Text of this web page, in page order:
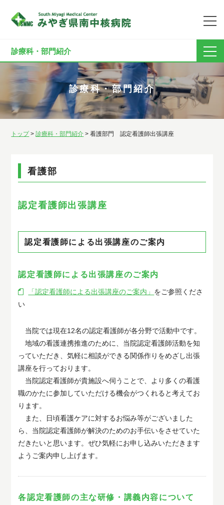
診療科・部門紹介
診療科・部門紹介
トップ>診療科・部門紹介 >看護部門 認定看護師出張講座
看護部
認定看護師出張講座
認定看護師による出張講座のご案内
認定看護師による出張講座のご案内
「認定看護師による出張講座のご案内」 をご参照くださ
い
当院では現在12名の認定看護師が各分野で活動中です。
地域の看護連携推進のために、当院認定看護師活動を知
っていただき、気軽に相談ができる関係作りをめざし出張
講座を行っております。
当院認定看護師が貴施設へ伺うことで、より多くの看護
職のかたに参加していただける機会がつくれると考えてお
ります。
また、日頃看護ケアに対するお悩み等がございました
ら、当院認定看護師が解決のためのお手伝いをさせていた
だきたいと思います。ぜひ気軽にお申し込みいただきます
ようご案内申し上げます。
各認定看護師の主な研修・講義内容について